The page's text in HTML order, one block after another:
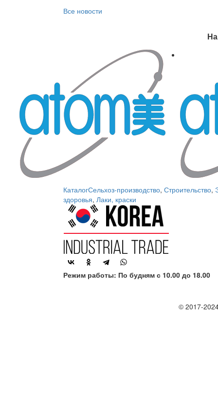
Все новости
КаталогСельхоз-производство, Строительство,
здоровья, Лаки, краски
Режим работы: По будням с 10.00 до 18.00
© 2017-